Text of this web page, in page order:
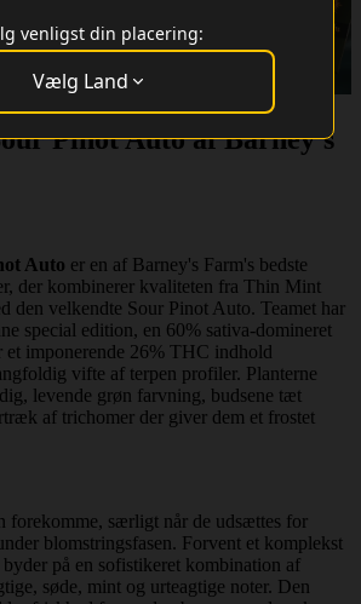
Pinot Auto af Barney's
Auto er en af Barney's Farm's bedste
der kombinerer kvaliteten fra Thin Mint
den velkendte Sour Pinot Auto. Teamet har
special edition, en 60% sativa-domineret
imponerende 26% THC indhold
vifte af terpen profiler. Planterne
levende grøn farvning, budsene tæt
af trichomer der giver dem et frostet
forekomme, særligt når de udsættes for
blomstringsfasen. Forvent et komplekst
på en sofistikeret kombination af
søde, mint og urteagtige noter. Den
venligst din placering:
Vælg Land